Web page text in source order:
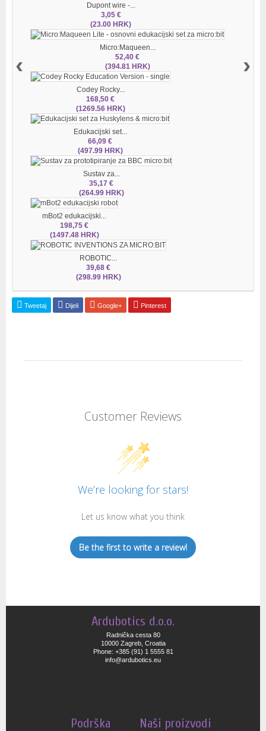
Dupont wire -...
3,05 €
(23.00 HRK)
Micro:Maqueen...
52,40 €
(394.81 HRK)
Codey Rocky...
168,50 €
(1269.56 HRK)
Edukacijski set...
66,09 €
(497.99 HRK)
Sustav za...
35,17 €
(264.99 HRK)
mBot2 edukacijski...
198,75 €
(1497.48 HRK)
ROBOTIC...
39,68 €
(298.99 HRK)
‹ ›
Tweetaj Dijeli Google+ Pinterest
Customer Reviews
We’re looking for stars!
Let us know what you think
Be the first to write a review!
Ardubotics d.o.o.
Radnička cesta 80
10000 Zagreb, Croatia
Phone: +385 (91) 1 5555 81
info@ardubotics.eu
Podrška Naši proizvodi